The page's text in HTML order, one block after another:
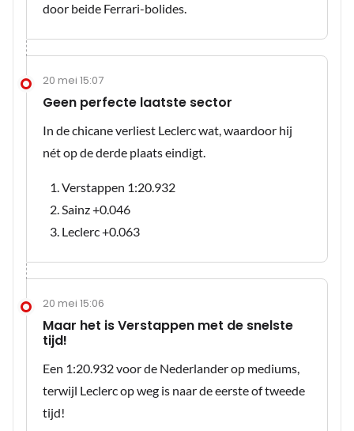
door beide Ferrari-bolides.
20 mei 15:07
Geen perfecte laatste sector
In de chicane verliest Leclerc wat, waardoor hij
nét op de derde plaats eindigt.
Verstappen 1:20.932
Sainz +0.046
Leclerc +0.063
20 mei 15:06
Maar het is Verstappen met de snelste
tijd!
Een 1:20.932 voor de Nederlander op mediums,
terwijl Leclerc op weg is naar de eerste of tweede
tijd!